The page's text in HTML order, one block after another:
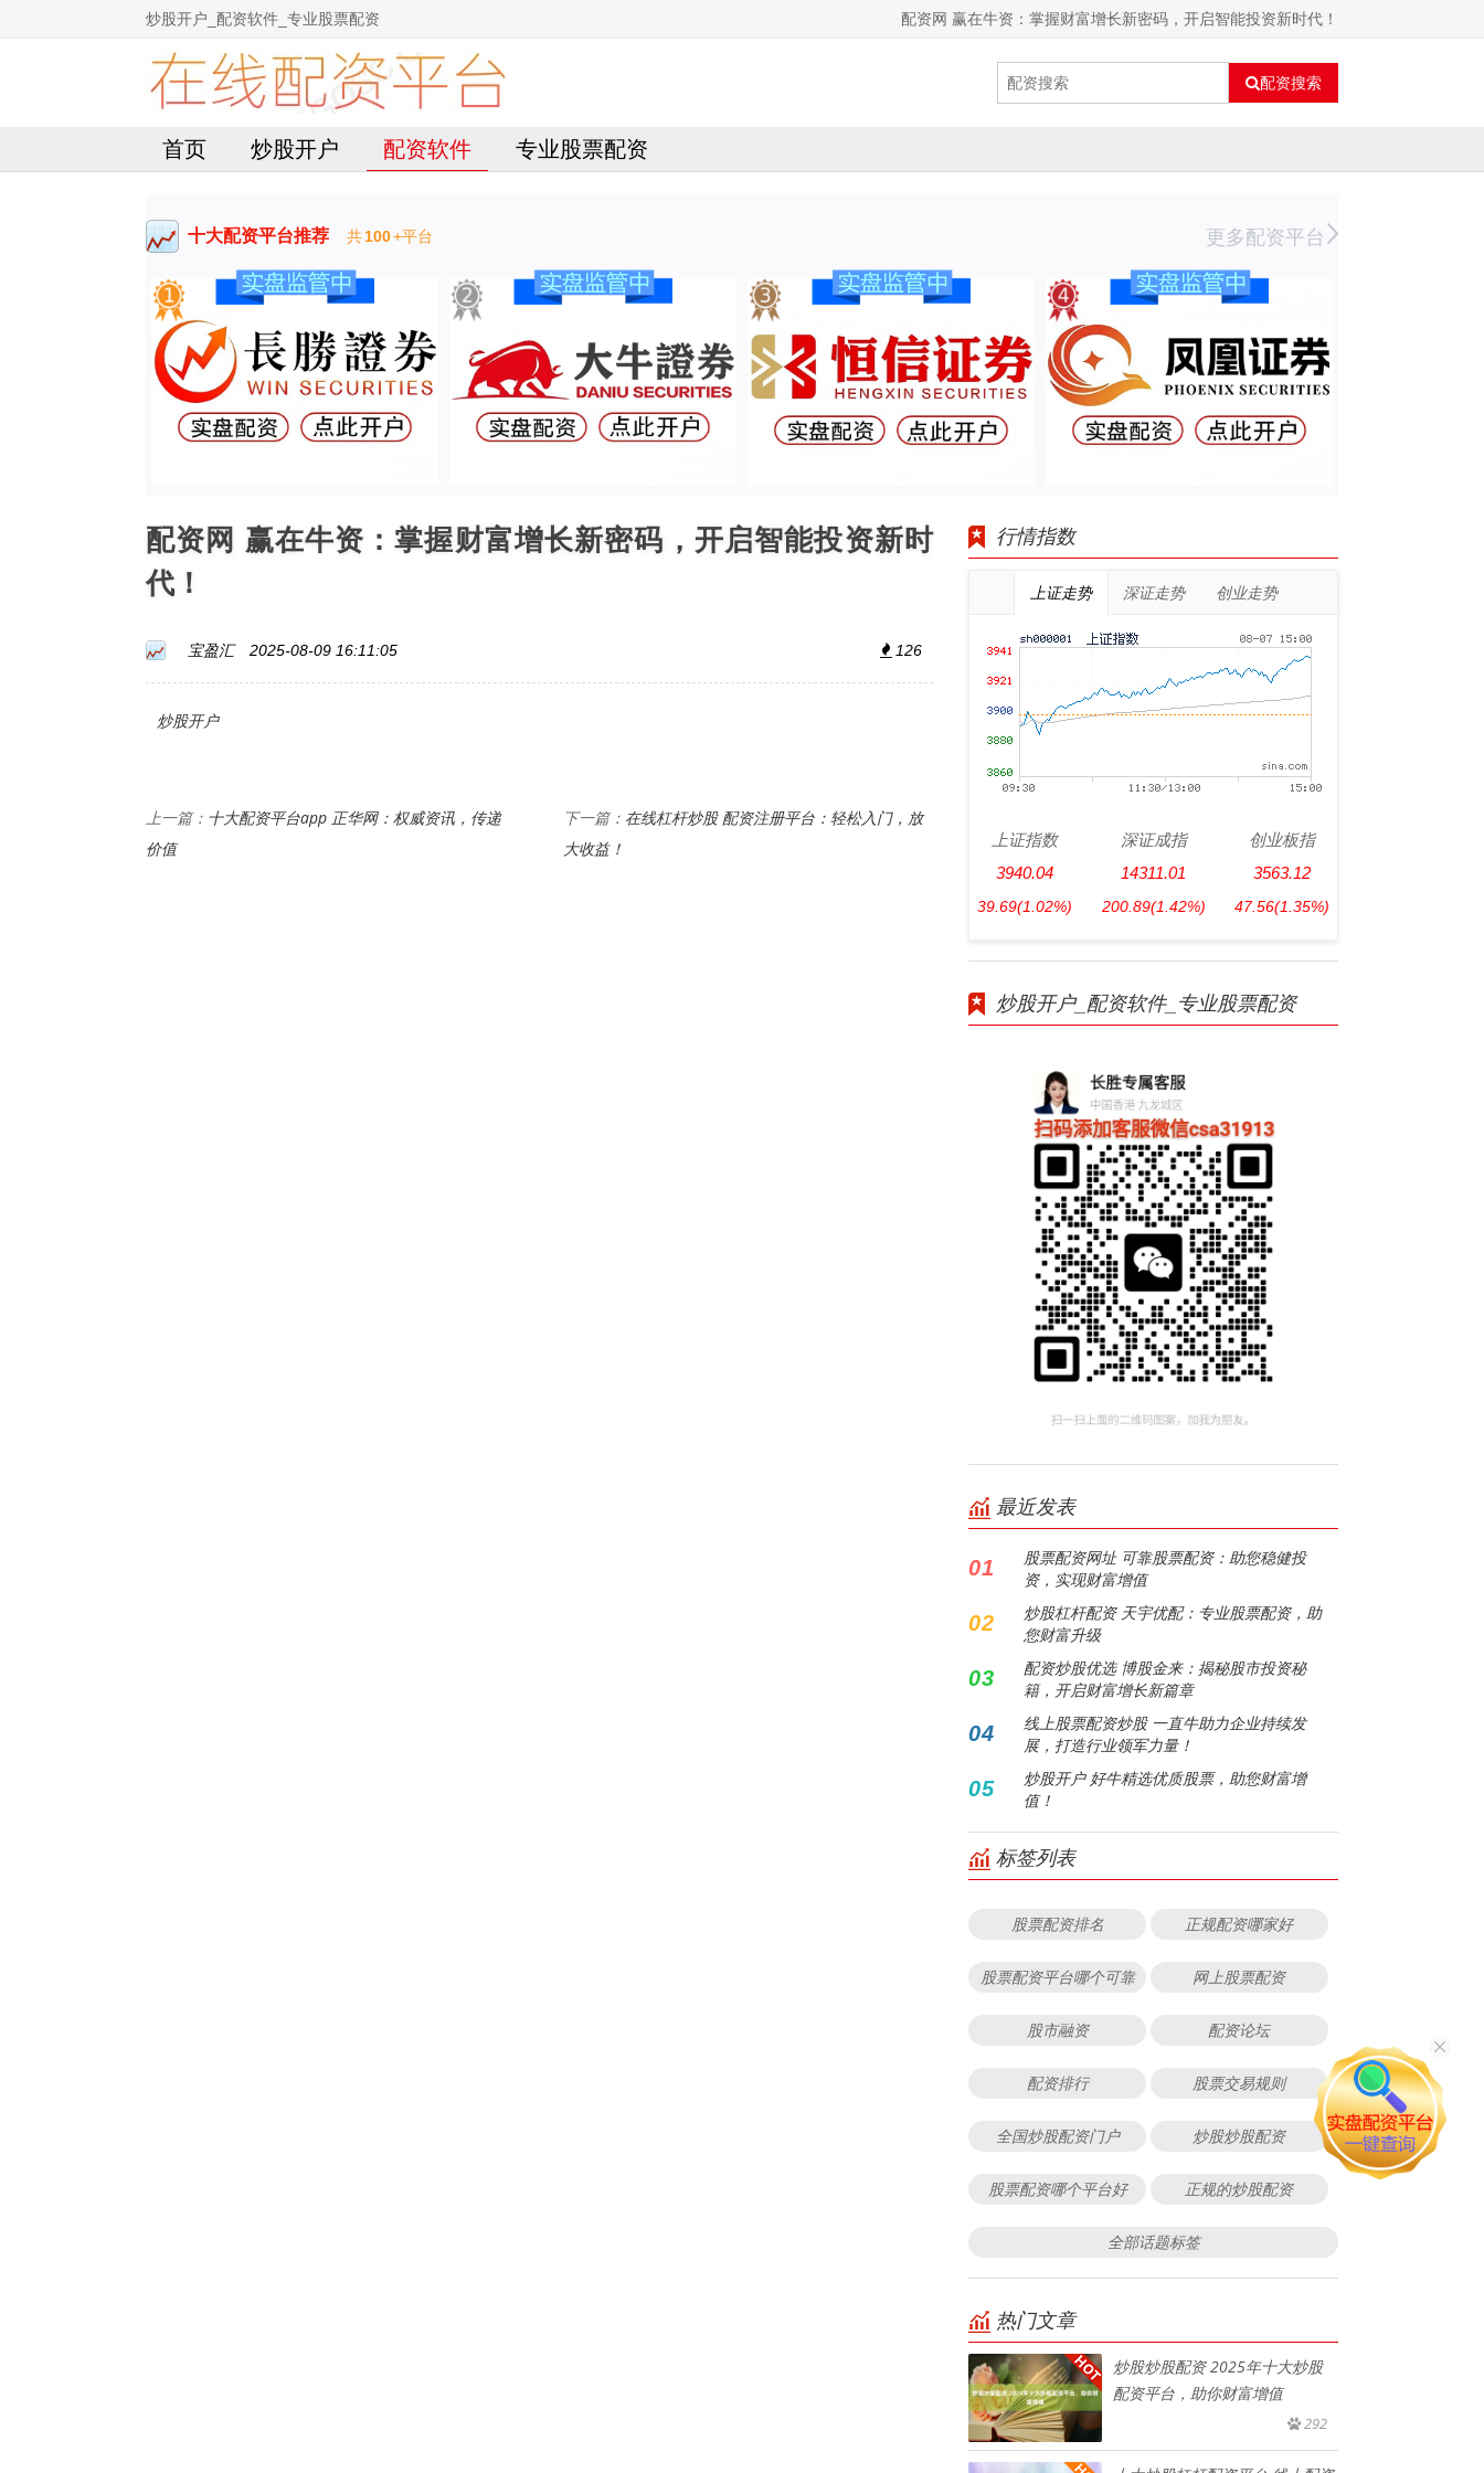
炒股开户_配资软件_专业股票配资 配资网 赢在牛资：掌握财富增长新密码，开启智能投资新时代！
配资搜索
首页 炒股开户 配资软件 专业股票配资
十大配资平台推荐 共100+平台 更多配资平台
配资网 赢在牛资：掌握财富增长新密码，开启智能投资新时
代！
宝盈汇 2025-08-09 16:11:05 126
炒股开户
上一篇： 十大配资平台app 正华网：权威资讯，传递
价值
下一篇： 在线杠杆炒股 配资注册平台：轻松入门，放
大收益！
行情指数
上证走势 深证走势 创业走势
上证指数
3940.04
39.69(1.02%)
深证成指
14311.01
200.89(1.42%)
创业板指
3563.12
47.56(1.35%)
炒股开户_配资软件_专业股票配资
最近发表
01
股票配资网址 可靠股票配资：助您稳健投
资，实现财富增值
02
炒股杠杆配资 天宇优配：专业股票配资，助
您财富升级
03
配资炒股优选 博股金来：揭秘股市投资秘
籍，开启财富增长新篇章
04
线上股票配资炒股 一直牛助力企业持续发
展，打造行业领军力量！
05
炒股开户 好牛精选优质股票，助您财富增
值！
标签列表
股票配资排名 正规配资哪家好
股票配资平台哪个可靠 网上股票配资
股市融资 配资论坛
配资排行 股票交易规则
全国炒股配资门户 炒股炒股配资
股票配资哪个平台好 正规的炒股配资
全部话题标签
热门文章
炒股炒股配资 2025年十大炒股
配资平台，助你财富增值
292